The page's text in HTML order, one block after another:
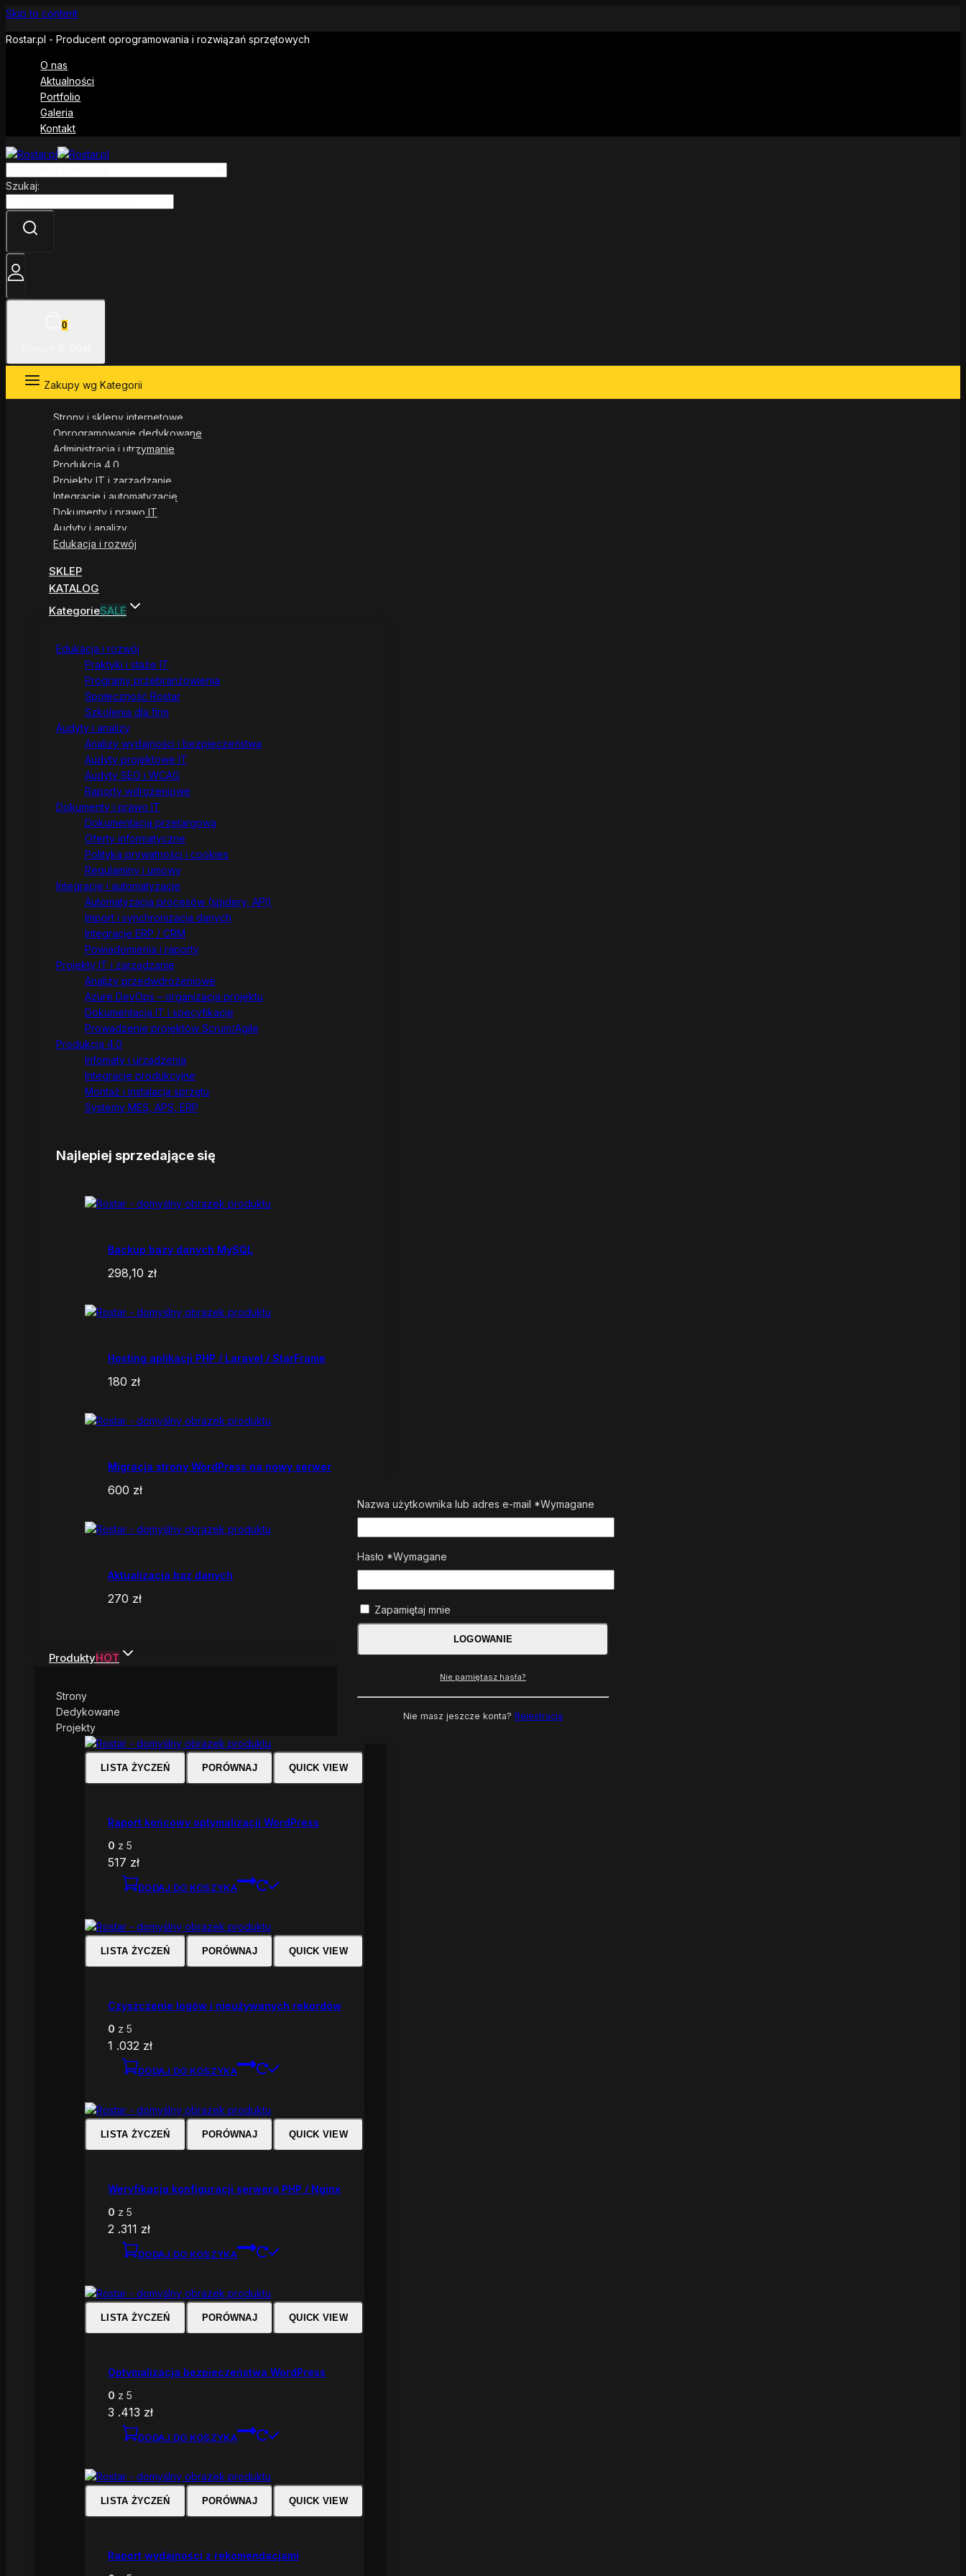
Skip to content
Rostar.pl - Producent oprogramowania i rozwiązań sprzętowych
O nas
Aktualności
Portfolio
Galeria
Kontakt
Szukaj:
0
Zakupy wg Kategorii
Strony i sklepy internetowe
Oprogramowanie dedykowane
Administracja i utrzymanie
Produkcja 4.0
Projekty IT i zarządzanie
Integracje i automatyzacje
Dokumenty i prawo IT
Audyty i analizy
Edukacja i rozwój
SKLEP
KATALOG
KategorieSALE
Edukacja i rozwój
Praktyki i staże IT
Programy przebranżowienia
Społeczność Rostar
Szkolenia dla firm
Audyty i analizy
Analizy wydajności i bezpieczeństwa
Audyty projektowe IT
Audyty SEO i WCAG
Raporty wdrożeniowe
Dokumenty i prawo IT
Dokumentacja przetargowa
Oferty informatyczne
Polityka prywatności i cookies
Regulaminy i umowy
Integracje i automatyzacje
Automatyzacja procesów (spidery, API)
Import i synchronizacja danych
Integracje ERP / CRM
Powiadomienia i raporty
Projekty IT i zarządzanie
Analizy przedwdrożeniowe
Azure DevOps – organizacja projektu
Dokumentacja IT i specyfikacje
Prowadzenie projektów Scrum/Agile
Produkcja 4.0
Infomaty i urządzenia
Integracje produkcyjne
Montaż i instalacja sprzętu
Systemy MES, APS, ERP
Najlepiej sprzedające się
Backup bazy danych MySQL
298,10 zł
Hosting aplikacji PHP / Laravel / StarFrame
180 zł
Migracja strony WordPress na nowy serwer
600 zł
Aktualizacja baz danych
270 zł
ProduktyHOT
Strony
Dedykowane
Projekty
LISTA ŻYCZEŃ PORÓWNAJ QUICK VIEW
Raport końcowy optymalizacji WordPress
0 z 5
517 zł
DODAJ DO KOSZYKA
LISTA ŻYCZEŃ PORÓWNAJ QUICK VIEW
Czyszczenie logów i nieużywanych rekordów
0 z 5
1 .032 zł
DODAJ DO KOSZYKA
LISTA ŻYCZEŃ PORÓWNAJ QUICK VIEW
Weryfikacja konfiguracji serwera PHP / Nginx
0 z 5
2 .311 zł
DODAJ DO KOSZYKA
LISTA ŻYCZEŃ PORÓWNAJ QUICK VIEW
Optymalizacja bezpieczeństwa WordPress
0 z 5
3 .413 zł
DODAJ DO KOSZYKA
LISTA ŻYCZEŃ PORÓWNAJ QUICK VIEW
Raport wydajności z rekomendacjami
Nazwa użytkownika lub adres e-mail *Wymagane
Hasło *Wymagane
Zapamiętaj mnie
LOGOWANIE
Nie pamiętasz hasła?
Nie masz jeszcze konta? Rejestracja